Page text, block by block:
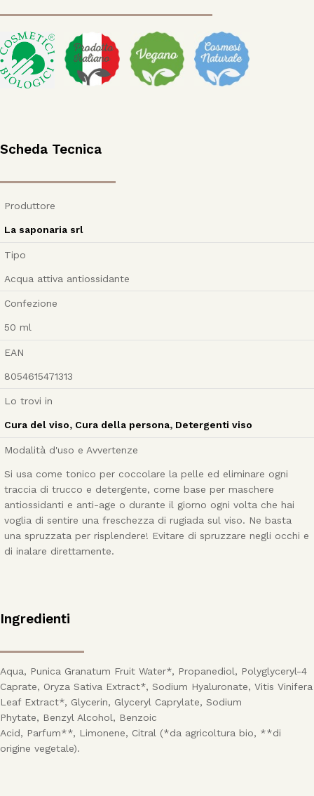
Scheda Tecnica
Produttore
La saponaria srl
Tipo
Acqua attiva antiossidante
Confezione
50 ml
EAN
8054615471313
Lo trovi in
Cura del viso, Cura della persona, Detergenti viso
Modalità d'uso e Avvertenze
Si usa come tonico per coccolare la pelle ed eliminare ogni
traccia di trucco e detergente, come base per maschere
antiossidanti e anti-age o durante il giorno ogni volta che hai
voglia di sentire una freschezza di rugiada sul viso. Ne basta
una spruzzata per risplendere! Evitare di spruzzare negli occhi e
di inalare direttamente.
Ingredienti
Aqua, Punica Granatum Fruit Water*, Propanediol, Polyglyceryl-4
Caprate, Oryza Sativa Extract*, Sodium Hyaluronate, Vitis Vinifera
Leaf Extract*, Glycerin, Glyceryl Caprylate, Sodium
Phytate, Benzyl Alcohol, Benzoic
Acid, Parfum**, Limonene, Citral (*da agricoltura bio, **di
origine vegetale).